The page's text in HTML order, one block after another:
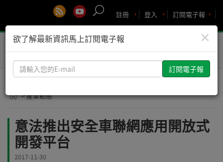
訂閱電子報
登入
註冊
Toggle
> 產業動態
意法推出安全車聯網應用開放式
開發平台
2017-11-30
×
欲了解最新資訊馬上訂閱電子報
請
輸
您
E-
mail